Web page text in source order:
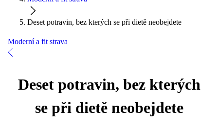
Deset potravin, bez kterých se při dietě neobejdete
Moderní a fit strava
Deset potravin, bez kterých
se při dietě neobejdete